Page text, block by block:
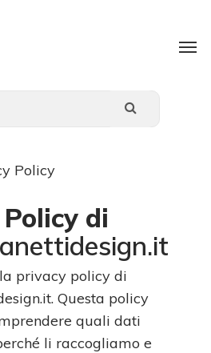
Policy
di
privacy policy di
Questa policy
quali dati
li raccogliamo e